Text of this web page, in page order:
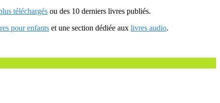
téléchargés ou des 10 derniers livres publiés.
pour enfants et une section dédiée aux livres audio.